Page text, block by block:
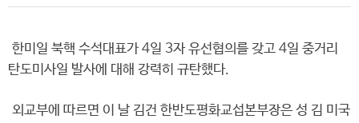
한미일 북핵 수석대표가 4일 3자 유선협의를 갖고 4일 중거리
탄도미사일 발사에 대해 강력히 규탄했다.
외교부에 따르면 이 날 김건 한반도평화교섭본부장은 성 김 미국